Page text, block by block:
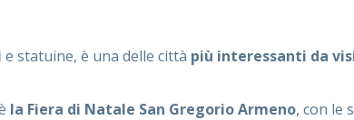
e statuine, è una delle città più interessanti da
la Fiera di Natale San Gregorio Armeno, con le